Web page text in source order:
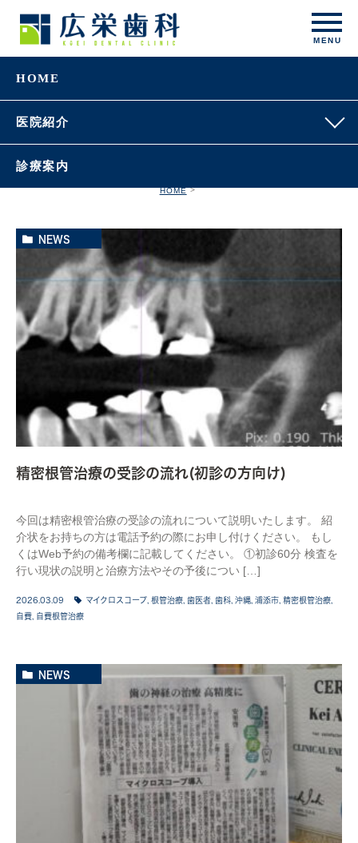
HOME
医院紹介
診療案内
HOME
NEWS
精密根管治療の受診の流れ(初診の方向け)
今回は精密根管治療の受診の流れについて説明いたします。 紹
介状をお持ちの方は電話予約の際にお申し付けください。 もし
くはWeb予約の備考欄に記載してください。 ①初診60分 検査を
行い現状の説明と治療方法やその予後につい […]
2026.03.09 マイクロスコープ 根管治療 歯医者 歯科 沖縄 浦添市 精密根管治療
自費 自費根管治療
NEWS